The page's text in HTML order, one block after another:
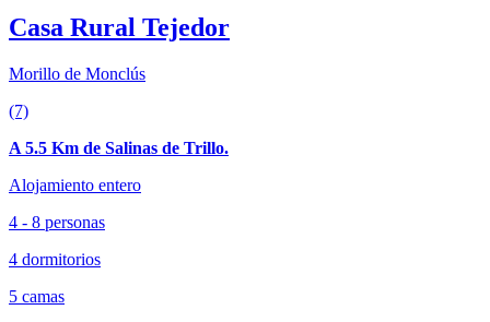
Casa Rural Tejedor
Morillo de Monclús
(7)
A 5.5 Km de Salinas de Trillo.
Alojamiento entero
4 - 8 personas
4 dormitorios
5 camas